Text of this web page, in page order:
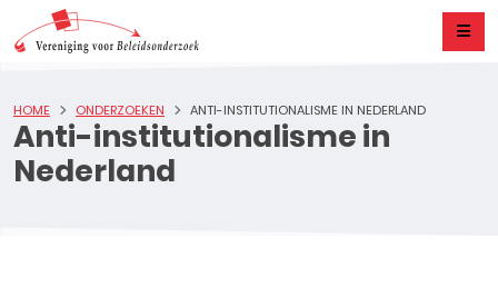
Anti-institutionalisme in
Nederland
HOME ONDERZOEKEN ANTI-INSTITUTIONALISME IN NEDERLAND